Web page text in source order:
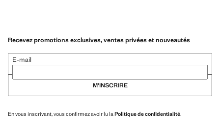
Recevez promotions exclusives, ventes privées et nouveautés
E-mail
M’INSCRIRE
En vous inscrivant, vous confirmez avoir lu la Politique de confidentialité.